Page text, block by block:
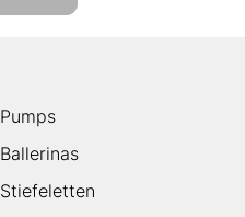
Pumps
Ballerinas
Stiefeletten